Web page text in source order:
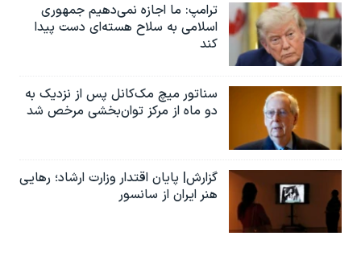
ترامپ: ما اجازه نمی‌دهیم جمهوری
اسلامی به سلاح هسته‌ای دست پیدا
کند
سناتور میچ مک‌کانل پس از نزدیک به
دو ماه از مرکز توان‌بخشی مرخص شد
گزارش| پایان اقتدار وزارت ارشاد؛ رهایی
هنر ایران از سانسور